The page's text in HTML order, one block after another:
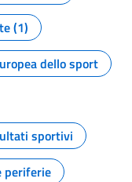
(1)
dello sport
sportivi
periferie